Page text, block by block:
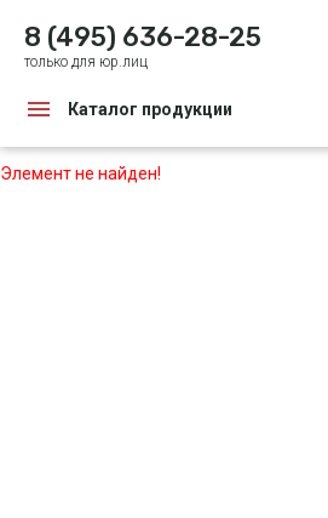
8 (495) 636-28-25
только для юр.лиц
Каталог продукции
Элемент не найден!